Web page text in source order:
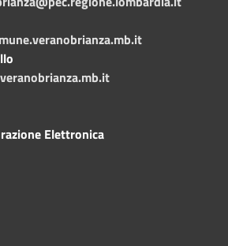
Elettronica